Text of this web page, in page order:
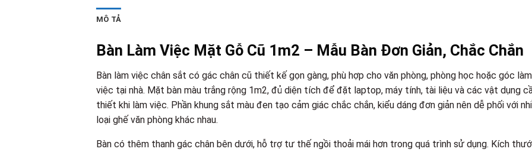
MÔ TẢ
Bàn Làm Việc Mặt Gỗ Cũ 1m2 – Mẫu Bàn Đơn Giản, Chắc Chắn
Bàn làm việc chân sắt có gác chân cũ thiết kế gọn gàng, phù hợp cho văn phòng, phòng học hoặc góc làm
việc tại nhà. Mặt bàn màu trắng rộng 1m2, đủ diện tích để đặt laptop, máy tính, tài liệu và các vật dụng
thiết khi làm việc. Phần khung sắt màu đen tạo cảm giác chắc chắn, kiểu dáng đơn giản nên dễ phối với
loại ghế văn phòng khác nhau.
Bàn có thêm thanh gác chân bên dưới, hỗ trợ tư thế ngồi thoải mái hơn trong quá trình sử dụng. Kích